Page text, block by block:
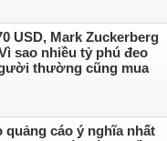
USD, Mark Zuckerberg
sao nhiều tỷ phú đeo
thường cũng mua
quảng cáo ý nghĩa nhất